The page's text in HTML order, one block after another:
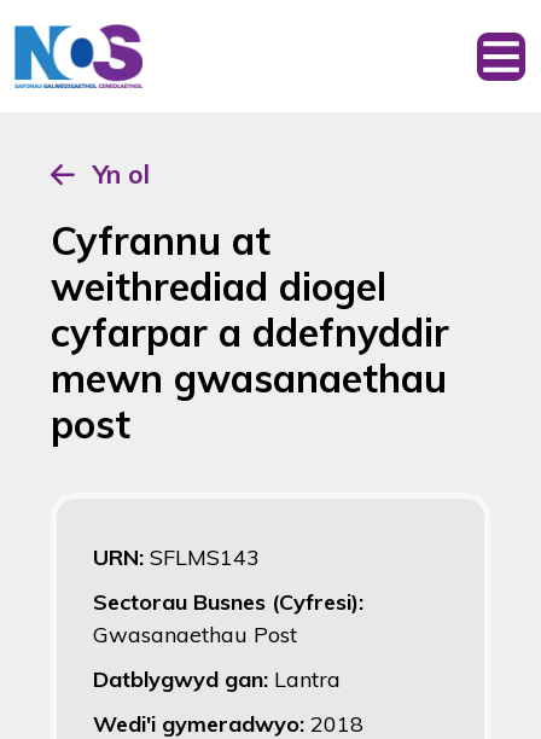
Yn ol
Cyfrannu at
weithrediad diogel
cyfarpar a ddefnyddir
mewn gwasanaethau
post
URN: SFLMS143
Sectorau Busnes (Cyfresi):
Gwasanaethau Post
Datblygwyd gan: Lantra
Wedi'i gymeradwyo: 2018